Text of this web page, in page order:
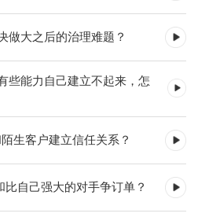
做大之后的治理难题？
些能力自己建立不起来，怎
生客户建立信任关系？
自己强大的对手争订单？